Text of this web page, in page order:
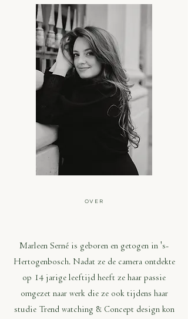
OVER
Marleen Serné is geboren en getogen in 's-
Hertogenbosch. Nadat ze de camera ontdekte
op 14 jarige leeftijd heeft ze haar passie
omgezet naar werk die ze ook tijdens haar
studie Trend watching & Concept design kon